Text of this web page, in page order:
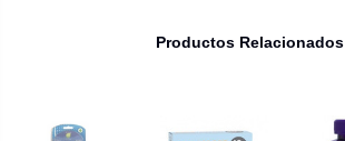
Productos Relacionados